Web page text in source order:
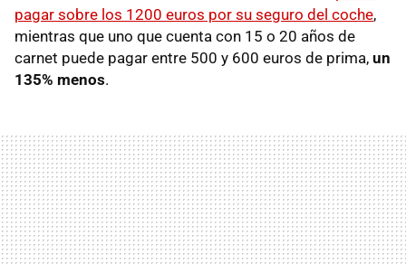
pagar sobre los 1200 euros por su seguro del coche,
mientras que uno que cuenta con 15 o 20 años de
carnet puede pagar entre 500 y 600 euros de prima, un
135% menos.